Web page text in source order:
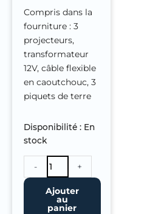
Compris dans la
fourniture : 3
projecteurs,
transformateur
12V, câble flexible
en caoutchouc, 3
piquets de terre
Disponibilité : En
stock
-
de
Éclairage
Bassin
Lunaqua
3
+
Ajouter
au
panier